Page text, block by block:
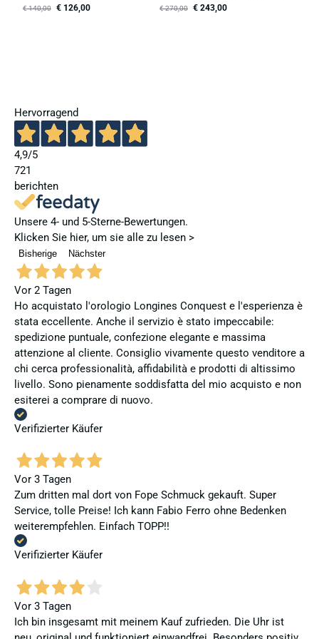
€140,00 €126,00 €270,00 € 243,00
Hervorragend
4,9/5
721
berichten
Unsere 4- und 5-Sterne-Bewertungen.
Klicken Sie hier, um sie alle zu lesen >
Bisherige Nächster
Vor 2 Tagen
Ho acquistato l'orologio Longines Conquest e l'esperienza è
stata eccellente. Anche il servizio è stato impeccabile:
spedizione puntuale, confezione elegante e massima
attenzione al cliente. Consiglio vivamente questo venditore a
chi cerca professionalità, affidabilità e prodotti di altissimo
livello. Sono pienamente soddisfatta del mio acquisto e non
esiterei a comprare di nuovo.
Verifizierter Käufer
Vor 3 Tagen
Zum dritten mal dort von Fope Schmuck gekauft. Super
Service, tolle Preise! Ich kann Fabio Ferro ohne Bedenken
weiterempfehlen. Einfach TOPP!!
Verifizierter Käufer
Vor 3 Tagen
Ich bin insgesamt mit meinem Kauf zufrieden. Die Uhr ist